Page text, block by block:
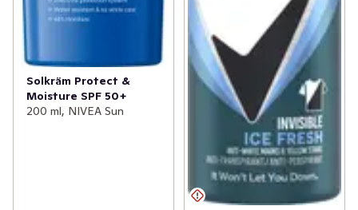
Solkräm Protect &
Moisture SPF 50+
200 ml, NIVEA Sun